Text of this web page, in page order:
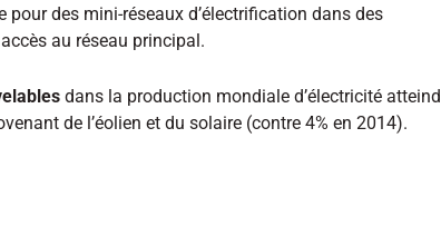
des mini-réseaux d’électrification dans des
au réseau principal.
dans la production mondiale d’électricité
de l’éolien et du solaire (contre 4% en 2014).